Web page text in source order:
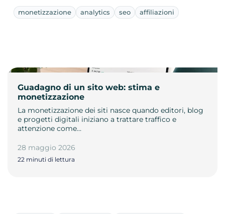
monetizzazione analytics seo affiliazioni
Guadagno di un sito web: stima e
monetizzazione
La monetizzazione dei siti nasce quando editori, blog
e progetti digitali iniziano a trattare traffico e
attenzione come…
28 maggio 2026
22 minuti di lettura